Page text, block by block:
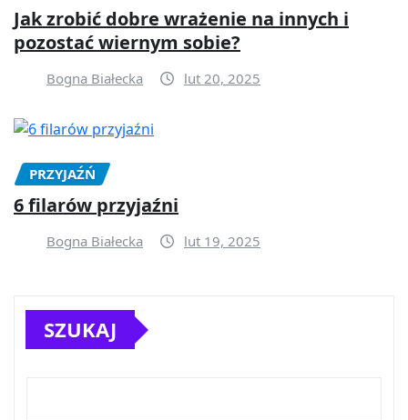
Jak zrobić dobre wrażenie na innych i
pozostać wiernym sobie?
Bogna Białecka lut 20, 2025
PRZYJAŹŃ
6 filarów przyjaźni
Bogna Białecka lut 19, 2025
SZUKAJ